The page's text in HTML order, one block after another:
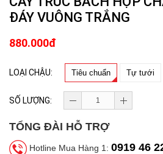
ĐÁY VUÔNG TRẮNG
880.000đ
LOẠI CHẬU: Tiêu chuẩn Tự tưới
SỐ LƯỢNG:
TỔNG ĐÀI HỖ TRỢ
Hotline Mua Hàng 1: 0919 46